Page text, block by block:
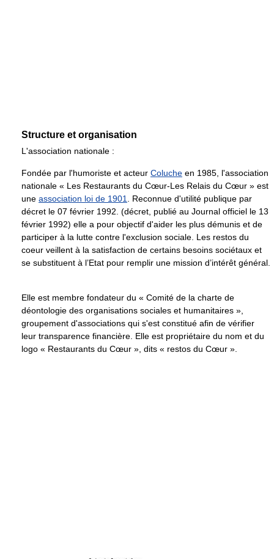
Structure et organisation
L'association nationale :
Fondée par l'humoriste et acteur Coluche en 1985, l'association
nationale « Les Restaurants du Cœur-Les Relais du Cœur » est
une association loi de 1901
. Reconnue d'utilité publique par
décret le 07 février 1992. (décret, publié au Journal officiel le 13
février 1992) elle a pour objectif d'aider les plus démunis et de
participer à la lutte contre l'exclusion sociale. Les restos du
coeur veillent à la satisfaction de certains besoins sociétaux et
se substituent à l’Etat pour remplir une mission d’intérêt général.
Elle est membre fondateur du « Comité de la charte de
déontologie des organisations sociales et humanitaires »,
groupement d'associations qui s'est constitué afin de vérifier
leur transparence financière. Elle est propriétaire du nom et du
logo « Restaurants du Cœur », dits « restos du Cœur ».